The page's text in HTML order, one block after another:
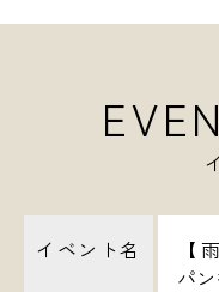
イベント名
【
パ